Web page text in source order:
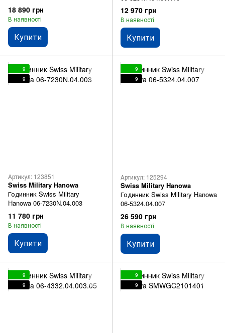
18 890 грн
В наявності
Купити
12 970 грн
В наявності
Купити
9
9
Артикул: 123851
Swiss Military Hanowa
Годинник Swiss Military
Hanowa 06-7230N.04.003
11 780 грн
В наявності
Купити
9
9
Артикул: 125294
Swiss Military Hanowa
Годинник Swiss Military Hanowa
06-5324.04.007
26 590 грн
В наявності
Купити
9
9
9
9